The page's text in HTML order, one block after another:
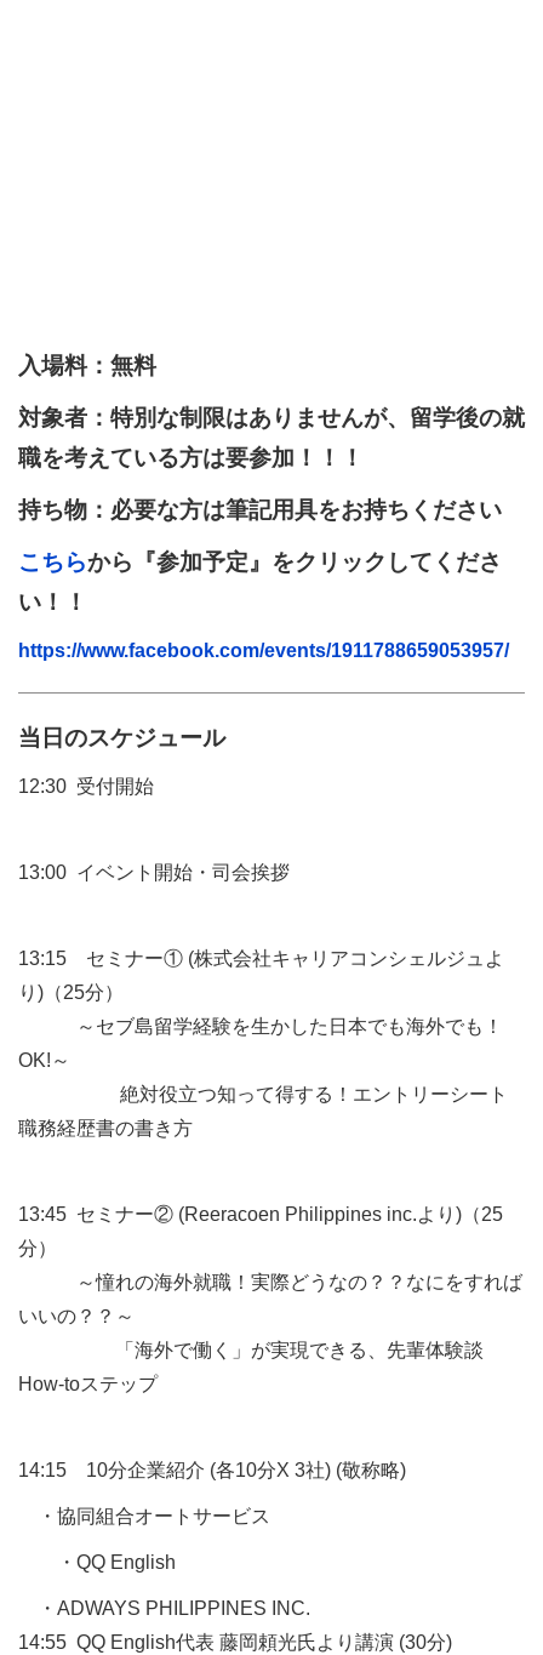
入場料：無料
対象者：特別な制限はありませんが、留学後の就
職を考えている方は要参加！！！
持ち物：必要な方は筆記用具をお持ちください
こちらから『参加予定』をクリックしてくださ
い！！
https://www.facebook.com/events/1911788659053957/
当日のスケジュール
12:30 受付開始
13:00 イベント開始・司会挨拶
13:15 セミナー① (株式会社キャリアコンシェルジュよ
り)（25分）
～セブ島留学経験を生かした日本でも海外でも！
OK!～
絶対役立つ知って得する！エントリーシート
職務経歴書の書き方
13:45 セミナー② (Reeracoen Philippines inc.より)（25
分）
～憧れの海外就職！実際どうなの？？なにをすれば
いいの？？～
「海外で働く」が実現できる、先輩体験談
How-toステップ
14:15 10分企業紹介 (各10分X 3社) (敬称略)
・協同組合オートサービス
・QQ English
・ADWAYS PHILIPPINES INC.
14:55 QQ English代表 藤岡頼光氏より講演 (30分)